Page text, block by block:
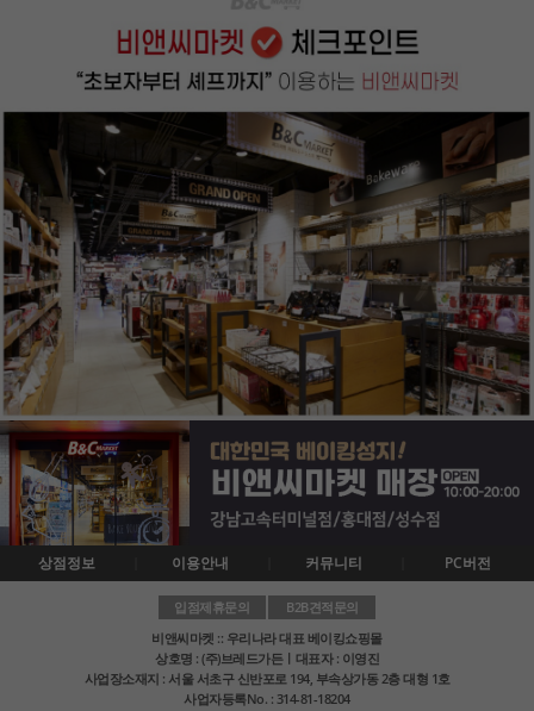
상점정보 이용안내 커뮤니티 PC버전
입점제휴문의
B2B견적문의
비앤씨마켓 :: 우리나라 대표 베이킹쇼핑몰
상호명 : (주)브레드가든ㅣ대표자 : 이영진
사업장소재지 : 서울 서초구 신반포로 194, 부속상가동 2층 대형 1호
사업자등록No. : 314-81-18204